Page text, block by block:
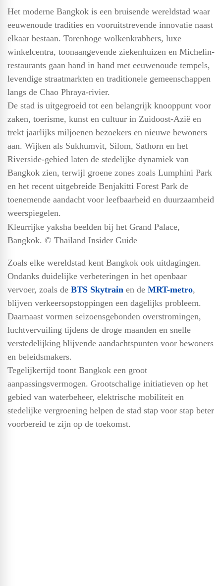
Het moderne Bangkok is een bruisende wereldstad waar
eeuwenoude tradities en vooruitstrevende innovatie naast
elkaar bestaan. Torenhoge wolkenkrabbers, luxe
winkelcentra, toonaangevende ziekenhuizen en Michelin-
restaurants gaan hand in hand met eeuwenoude tempels,
levendige straatmarkten en traditionele gemeenschappen
langs de Chao Phraya-rivier.
De stad is uitgegroeid tot een belangrijk knooppunt voor
zaken, toerisme, kunst en cultuur in Zuidoost-Azië en
trekt jaarlijks miljoenen bezoekers en nieuwe bewoners
aan. Wijken als Sukhumvit, Silom, Sathorn en het
Riverside-gebied laten de stedelijke dynamiek van
Bangkok zien, terwijl groene zones zoals Lumphini Park
en het recent uitgebreide Benjakitti Forest Park de
toenemende aandacht voor leefbaarheid en duurzaamheid
weerspiegelen.
Kleurrijke yaksha beelden bij het Grand Palace,
Bangkok. © Thailand Insider Guide
Zoals elke wereldstad kent Bangkok ook uitdagingen.
Ondanks duidelijke verbeteringen in het openbaar
vervoer, zoals de BTS Skytrain en de MRT-metro,
blijven verkeersopstoppingen een dagelijks probleem.
Daarnaast vormen seizoensgebonden overstromingen,
luchtvervuiling tijdens de droge maanden en snelle
verstedelijking blijvende aandachtspunten voor bewoners
en beleidsmakers.
Tegelijkertijd toont Bangkok een groot
aanpassingsvermogen. Grootschalige initiatieven op het
gebied van waterbeheer, elektrische mobiliteit en
stedelijke vergroening helpen de stad stap voor stap beter
voorbereid te zijn op de toekomst.